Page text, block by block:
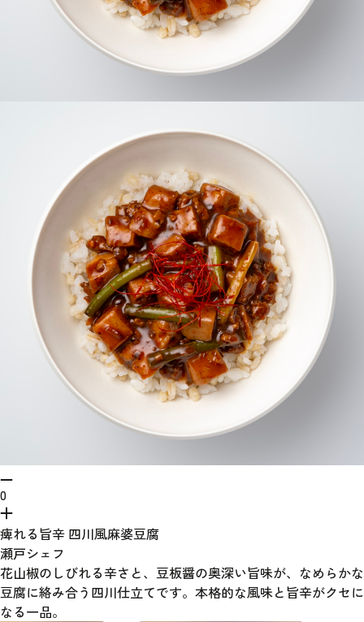
0
痺れる旨辛 四川風麻婆豆腐
瀬戸シェフ
花山椒のしびれる辛さと、豆板醤の奥深い旨味が、なめらかな
豆腐に絡み合う四川仕立てです。本格的な風味と旨辛がクセに
なる一品。